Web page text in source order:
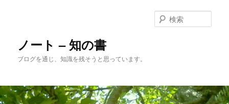
へ
移
移
動
ノート – 知の書
ブログを通じ、知識を残そうと思っています。
索